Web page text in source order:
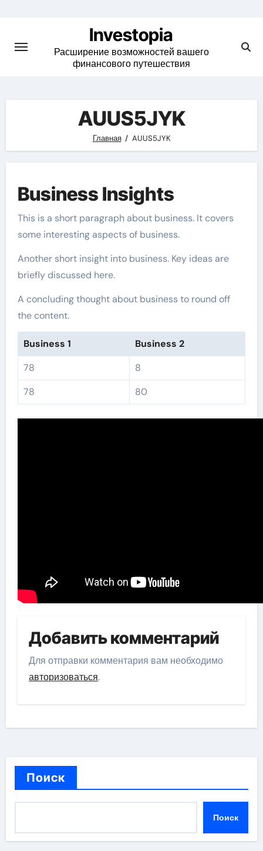
content
Investopia
Расширение возможностей вашего
финансового путешествия
AUUS5JYK
Главная AUUS5JYK
Business Insights
This is a short paragraph about business. It covers
some interesting aspects of business.
Another short insight into business. Key ideas are
briefly discussed here.
A concluding thought about business to round off
the content.
Business 1
Business 2
78
8
78
80
Добавить комментарий
Для отправки комментария вам необходимо
авторизоваться.
Поиск
Поиск